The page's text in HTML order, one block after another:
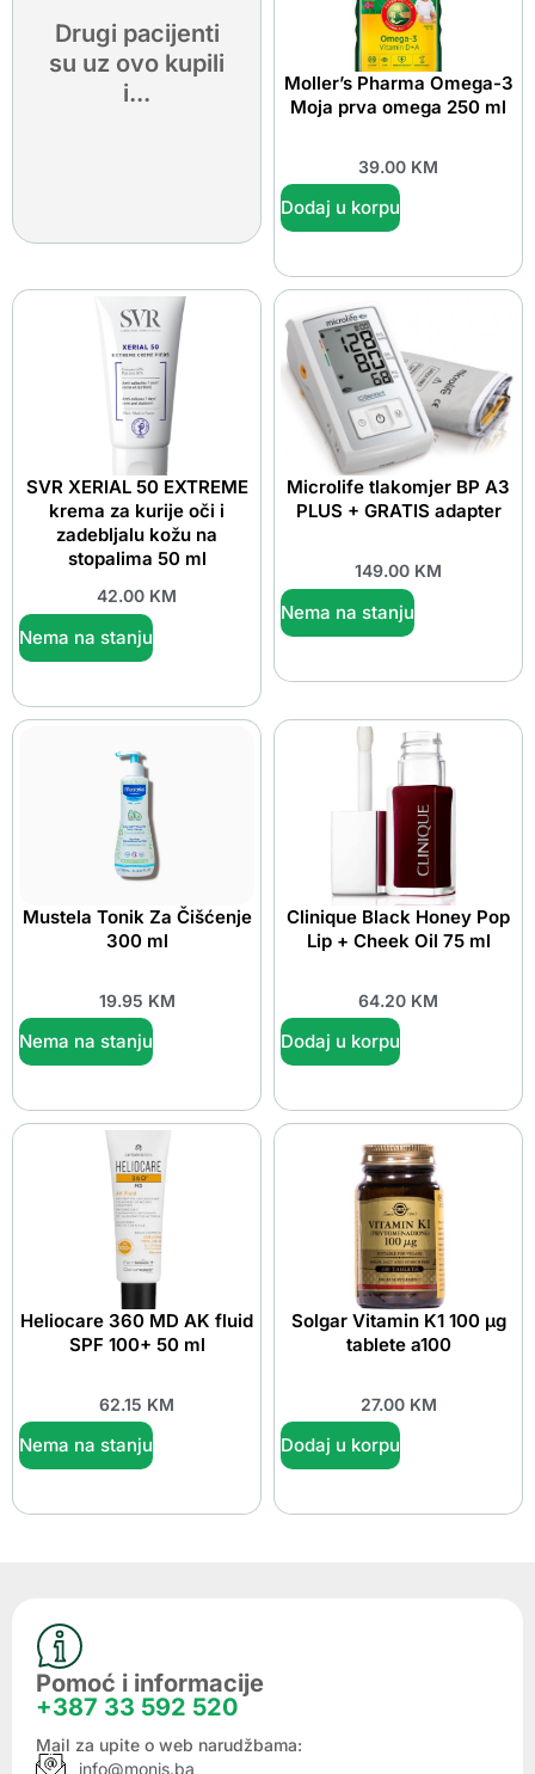
Drugi pacijenti
su uz ovo kupili
i...
Moller’s Pharma Omega-3
Moja prva omega 250 ml
39.00 KM
Dodaj u korpu
SVR XERIAL 50 EXTREME
krema za kurije oči i
zadebljalu kožu na
stopalima 50 ml
42.00 KM
Nema na stanju
Microlife tlakomjer BP A3
PLUS + GRATIS adapter
149.00 KM
Nema na stanju
Mustela Tonik Za Čišćenje
300 ml
19.95 KM
Nema na stanju
Clinique Black Honey Pop
Lip + Cheek Oil 75 ml
64.20 KM
Dodaj u korpu
Heliocare 360 MD AK fluid
SPF 100+ 50 ml
62.15 KM
Nema na stanju
Solgar Vitamin K1 100 μg
tablete a100
27.00 KM
Dodaj u korpu
Pomoć i informacije
+387 33 592 520
Mail za upite o web narudžbama:
info@monis.ba